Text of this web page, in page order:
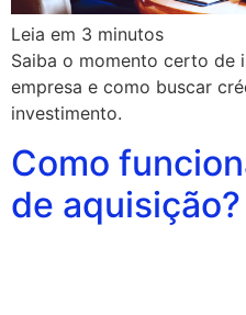
Leia em 3 minutos
Saiba o momento certo de
empresa e como buscar
investimento.
Como
de aquisição?